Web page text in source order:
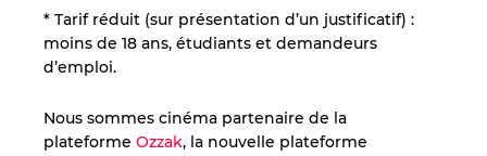
* Tarif réduit (sur présentation d’un justificatif) :
moins de 18 ans, étudiants et demandeurs
d’emploi.
Nous sommes cinéma partenaire de la
plateforme Ozzak, la nouvelle plateforme